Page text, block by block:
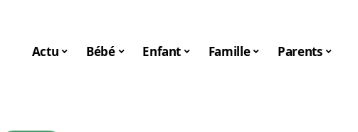
Actu Bébé Enfant Famille Parents